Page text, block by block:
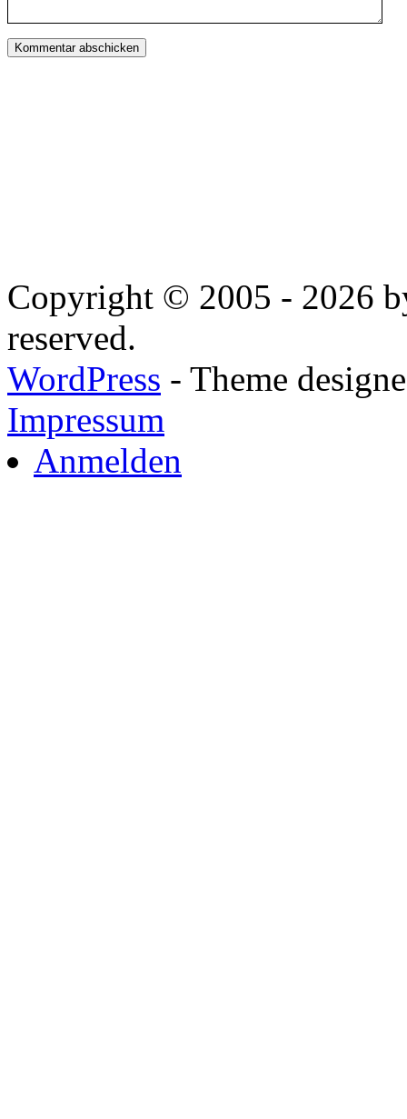
Copyright © 2005 - 2026
reserved.
WordPress - Theme
Impressum
Anmelden